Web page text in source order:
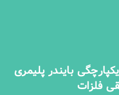
بایندر پلیمری
فلزات